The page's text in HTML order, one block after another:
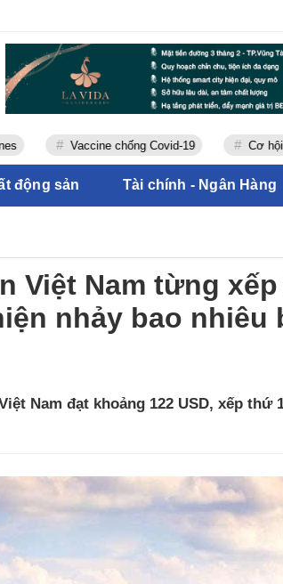
Vaccine chống Covid-19 Cơ hội mới
động sản Tài chính - Ngân Hàng
Việt Nam từng
nhảy bao nhiêu
Nam đạt khoảng 122 USD, xếp thứ